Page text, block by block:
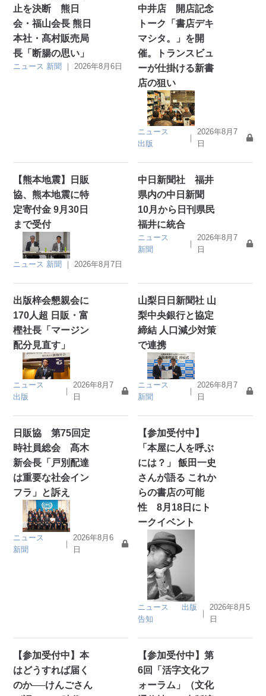
止を決断 熊日
会・福山会長 熊日
本社・髙村販売局
長「断腸の思い」
ニュース 新聞 ｜2026年8月6日
中井店 開店記念
トーク「書店デキ
マシタ。」を開
催。トランスビュ
ーが仕掛ける新書
店の狙い
ニュース
出版
｜
2026年8月7
日
【熊本地震】日販
協、熊本地震に特
定寄付金 9月30日
まで受付
ニュース 新聞 ｜2026年8月7日
中日新聞社 福井
県内の中日新聞
10月から日刊県民
福井に統合
ニュース
新聞
｜
2026年8月7
日
出版梓会懇親会に
170人超 日販・富
樫社長「マージン
配分見直す」
ニュース
出版
｜
2026年8月7
日
山梨日日新聞社 山
梨中央銀行と協定
締結 人口減少対策
で連携
ニュース
新聞
｜
2026年8月7
日
日販協 第75回定
時社員総会 髙木
新会長「戸別配達
は重要な社会イン
フラ」と訴え
ニュース
新聞
｜
2026年8月6
日
【参加受付中】
「本屋に人を呼ぶ
には？」 飯田一史
さんが語る これか
らの書店の可能
性 8月18日にト
ークイベント
ニュース
出版
告知
｜
2026年8月5
日
【参加受付中】本
はどうすれば届く
のか──けんごさん
【参加受付中】第
6回「活字文化フ
ォーラム」（文化